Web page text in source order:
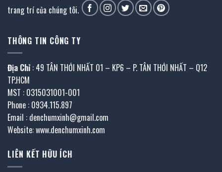
trang trí của chúng tôi.
THÔNG TIN CÔNG TY
Địa Chỉ : 49 TÂN THỚI NHẤT 01 – KP6 – P. TÂN THỚI NHẤT – Q12
TP.HCM
MST : 0315031001-001
Phone : 0934.115.897
Email : denchumxinh@gmail.com
Website: www.denchumxinh.com
LIÊN KẾT HỮU ÍCH